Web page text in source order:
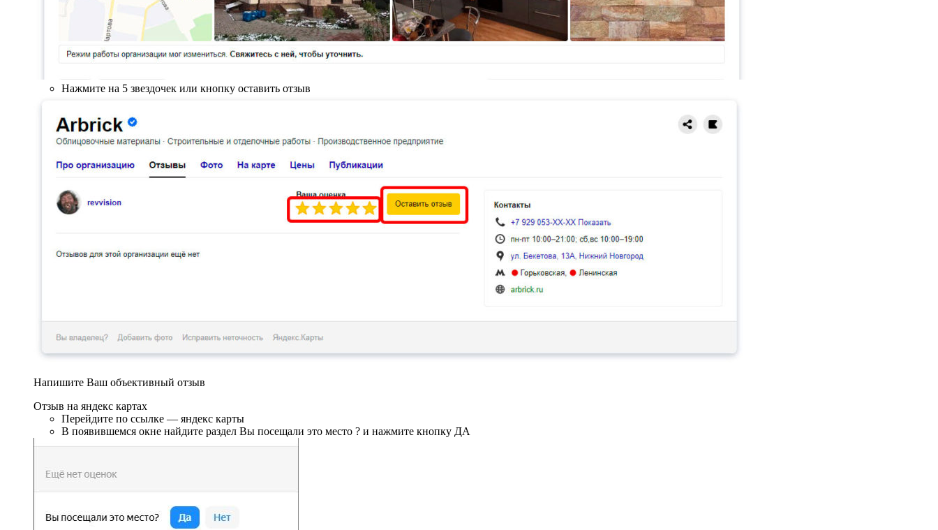
Нажмите на 5 звездочек или кнопку оставить отзыв
Напишите Ваш объективный отзыв
Отзыв на яндекс картах
Перейдите по ссылке — яндекс карты
В появившемся окне найдите раздел Вы посещали это место ? и нажмите кнопку ДА